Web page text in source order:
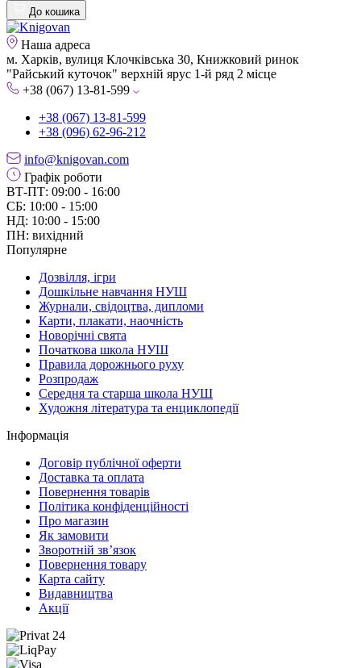
До кошика
Наша адреса
м. Харків, вулиця Клочківська 30, Книжковий ринок
"Райський куточок" верхній ярус 1-й ряд 2 місце
+38 (067) 13-81-599
+38 (067) 13-81-599
+38 (096) 62-96-212
info@knigovan.com
Графік роботи
ВТ-ПТ: 09:00 - 16:00
СБ: 10:00 - 15:00
НД: 10:00 - 15:00
ПН: вихідний
Популярне
Дозвілля, ігри
Дошкільне навчання НУШ
Журнали, свідоцтва, дипломи
Карти, плакати, наочність
Новорічні свята
Початкова школа НУШ
Правила дорожнього руху
Розпродаж
Середня та старша школа НУШ
Художня література та енциклопедії
Інформація
Договір публічної оферти
Доставка та оплата
Повернення товарів
Політика конфіденційності
Про магазин
Як замовити
Зворотній зв’язок
Повернення товару
Карта сайту
Видавництва
Акції